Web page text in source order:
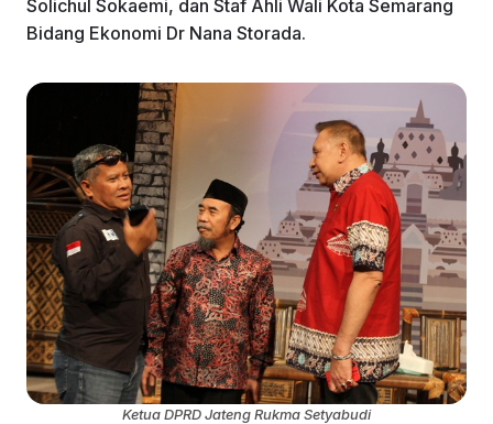
o
p
Solichul Sokaemi, dan Staf Ahli Wali Kota Semarang
Bidang Ekonomi Dr Nana Storada.
Ketua DPRD Jateng Rukma Setyabudi